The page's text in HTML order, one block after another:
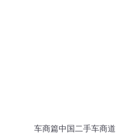
车商篇中国二手车商道